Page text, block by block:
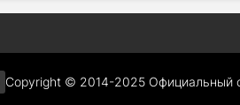
Copyright © 2014-2025 Официальный